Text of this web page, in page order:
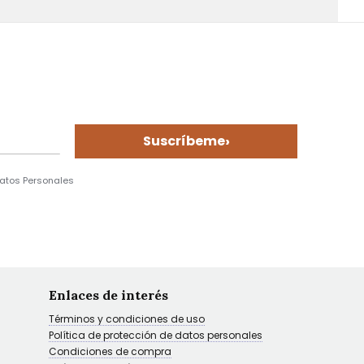
Suscríbeme›
Personales
Enlaces de interés
Términos y condiciones de uso
Política de protección de datos personales
Condiciones de compra